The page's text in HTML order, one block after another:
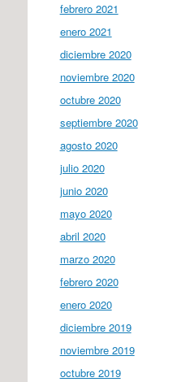
febrero 2021
enero 2021
diciembre 2020
noviembre 2020
octubre 2020
septiembre 2020
agosto 2020
julio 2020
junio 2020
mayo 2020
abril 2020
marzo 2020
febrero 2020
enero 2020
diciembre 2019
noviembre 2019
octubre 2019